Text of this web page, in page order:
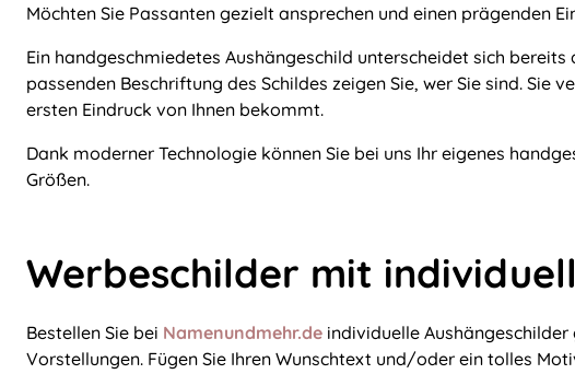
Möchten Sie Passanten gezielt ansprechen und einen prägenden
Ein handgeschmiedetes Aushängeschild unterscheidet sich
passenden Beschriftung des Schildes zeigen Sie, wer Sie sind.
ersten Eindruck von Ihnen bekommt.
Dank moderner Technologie können Sie bei uns Ihr eigenes
Größen.
Werbeschilder mit
Bestellen Sie bei Namenundmehr.de individuelle
Vorstellungen. Fügen Sie Ihren Wunschtext und/oder ein tolles